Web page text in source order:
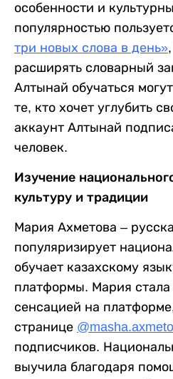
особенности и
популярностью
три новых слова в день»
расширять словарный
Алтынай обучаться
те, кто хочет углубить
аккаунт Алтынай
человек.
Изучение
культуру и традиции
Мария Ахметова –
популяризирует
обучает казахскому
платформы. Мария
сенсацией на
странице
подписчиков.
выучила благодаря